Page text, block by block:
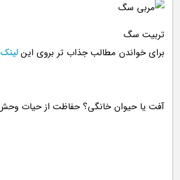
تربیت سگ
برای خواندن مطالب جذاب تر بروی اینلینک